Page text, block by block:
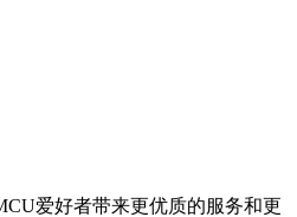
爱好者带来更优质的服务和更